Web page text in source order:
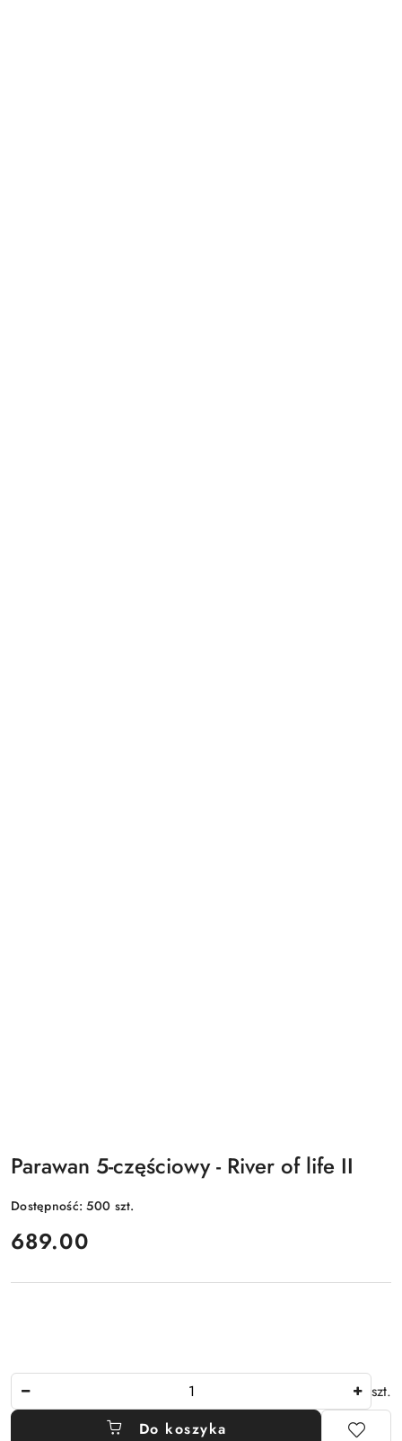
Parawan 5-częściowy - River of life II
Dostępność:500 szt.
cena:
689.00
szt.
Do koszyka